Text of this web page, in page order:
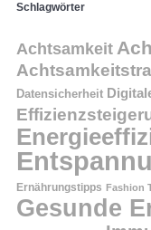
Schlagwörter
Achtsamkeit
Datensicherheit
Ernährungstipps Fashion
Gesunde